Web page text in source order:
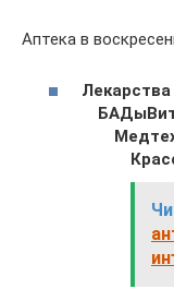
Аптека в
Лекарства
БАДы